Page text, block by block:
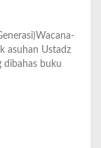
asuhan Ustadz
dibahas buku